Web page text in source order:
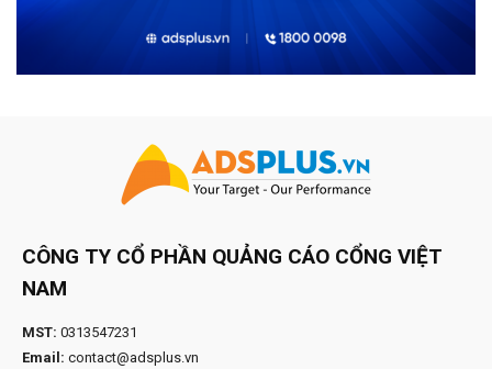
CÔNG TY CỔ PHẦN QUẢNG CÁO CỔNG VIỆT
NAM
MST: 0313547231
Email: contact@adsplus.vn